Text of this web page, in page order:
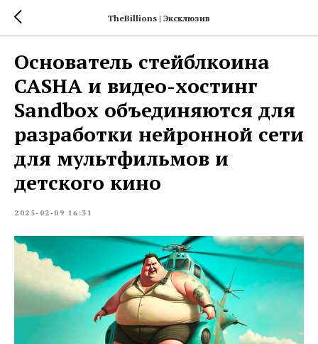
TheBillions | Эксклюзив
Основатель стейблкоина
CASHA и видео-хостинг
Sandbox объединяются для
разработки нейронной сети
для мультфильмов и
детского кино
2025-02-09 16:31